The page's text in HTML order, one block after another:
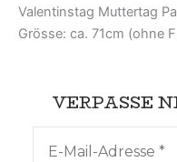
Valentinstag Muttertag
Grösse: ca. 71cm (ohne
VERPASSE